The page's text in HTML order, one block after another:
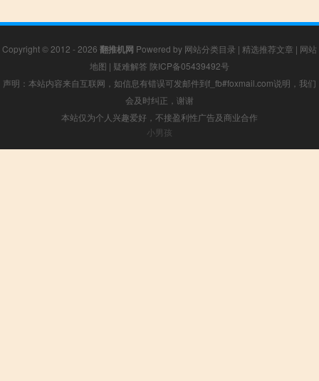
Copyright © 2012 - 2026 翻推机网 Powered by 网站分类目录 | 精选推荐文章 | 网站
地图 | 疑难解答 陕ICP备05439492号
声明：本站内容来自互联网，如信息有错误可发邮件到f_fb#foxmail.com说明，我们
会及时纠正，谢谢
本站仅为个人兴趣爱好，不接盈利性广告及商业合作
小男孩